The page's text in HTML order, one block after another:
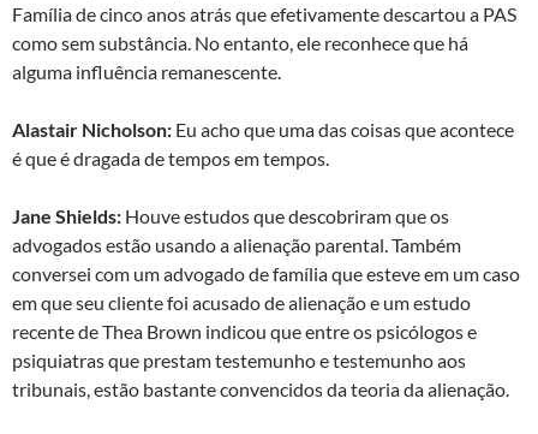
Família de cinco anos atrás que efetivamente descartou a PAS
como sem substância. No entanto, ele reconhece que há
alguma influência remanescente.
Alastair Nicholson: Eu acho que uma das coisas que acontece
é que é dragada de tempos em tempos.
Jane Shields: Houve estudos que descobriram que os
advogados estão usando a alienação parental. Também
conversei com um advogado de família que esteve em um caso
em que seu cliente foi acusado de alienação e um estudo
recente de Thea Brown indicou que entre os psicólogos e
psiquiatras que prestam testemunho e testemunho aos
tribunais, estão bastante convencidos da teoria da alienação.